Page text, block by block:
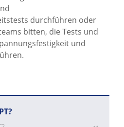
durchführen oder
bitten, die Tests und
und